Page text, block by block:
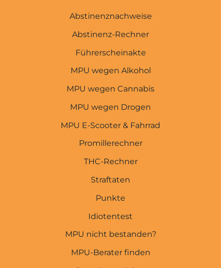
Abstinenznachweise
Abstinenz-Rechner
Führerscheinakte
MPU wegen Alkohol
MPU wegen Cannabis
MPU wegen Drogen
MPU E-Scooter & Fahrrad
Promillerechner
THC-Rechner
Straftaten
Punkte
Idiotentest
MPU nicht bestanden?
MPU-Berater finden